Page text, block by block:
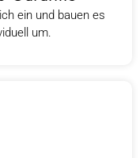
ein und bauen es
um.